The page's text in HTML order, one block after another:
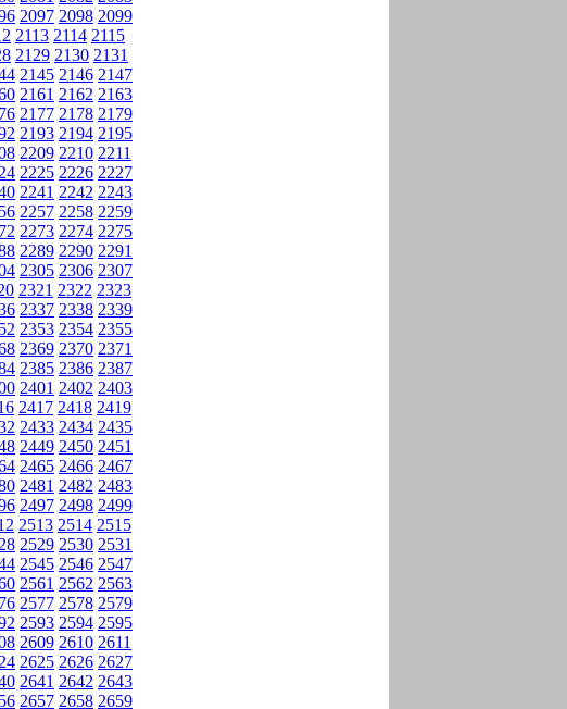
2097 2098 2099
2113 2114 2115
2129 2130 2131
2145 2146 2147
2161 2162 2163
2177 2178 2179
2193 2194 2195
2209 2210 2211
2225 2226 2227
2241 2242 2243
2257 2258 2259
2273 2274 2275
2289 2290 2291
2305 2306 2307
2321 2322 2323
2337 2338 2339
2353 2354 2355
2369 2370 2371
2385 2386 2387
2401 2402 2403
2417 2418 2419
2433 2434 2435
2449 2450 2451
2465 2466 2467
2481 2482 2483
2497 2498 2499
2513 2514 2515
2529 2530 2531
2545 2546 2547
2561 2562 2563
2577 2578 2579
2593 2594 2595
2609 2610 2611
2625 2626 2627
2641 2642 2643
2657 2658 2659